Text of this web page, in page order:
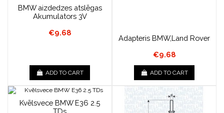
BMW aizdedzes atslēgas
Akumulators 3V
€9.68
ADD TO CART
Adapteris BMW,Land Rover
€9.68
ADD TO CART
Kvēlsvece BMW E36 2.5
TDs